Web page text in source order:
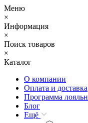
Меню
×
Информация
×
Поиск товаров
×
Каталог
О компании
Оплата и доставка
Программа
Блог
Eщё